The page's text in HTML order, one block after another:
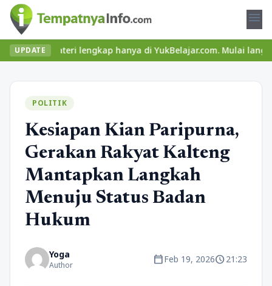
menu
UPDATElengkap hanya di YukBelajar.com. Mulai langkah
POLITIK
Kesiapan Kian Paripurna,
Gerakan Rakyat Kalteng
Mantapkan Langkah
Menuju Status Badan
Hukum
Yoga
Author calendar_todayFeb 19, 2026schedule21:23